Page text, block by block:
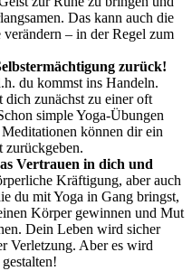
Das kann auch die
– in der Regel zum
zurück!
du kommst ins Handeln.
zunächst zu einer oft
simple Yoga-Übungen
können dir ein
zurückgeben.
Vertrauen in dich und
Kräftigung, aber auch
du mit Yoga in Gang bringst,
Körper gewinnen und Mut
Dein Leben wird sicher
Verletzung. Aber es wird